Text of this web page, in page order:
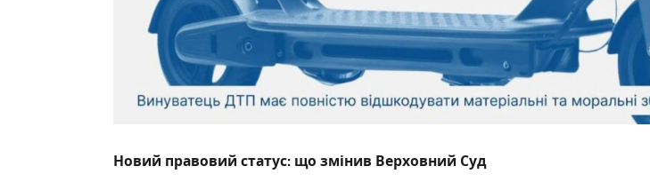
Новий правовий статус: що змінив Верховний Суд